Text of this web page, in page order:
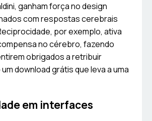
ganham força no design
com respostas cerebrais
por exemplo, ativa
no cérebro, fazendo
obrigados a retribuir
download grátis que leva a uma
em interfaces